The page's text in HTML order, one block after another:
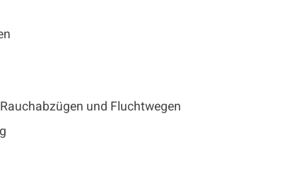
und Fluchtwegen